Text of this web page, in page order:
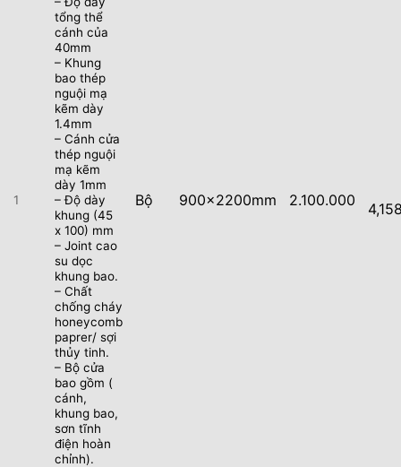
1
tổng thể
cánh của
40mm
– Khung
bao thép
nguội mạ
kẽm dày
1.4mm
– Cánh cửa
thép nguội
mạ kẽm
dày 1mm
– Độ dày
khung (45
x 100) mm
– Joint cao
su dọc
khung bao.
– Chất
chống cháy
honeycomb
paprer/ sợi
thủy tinh.
– Bộ cửa
bao gồm (
cánh,
khung bao,
sơn tĩnh
điện hoàn
chỉnh).
Bộ 900x2200mm 2.100.000